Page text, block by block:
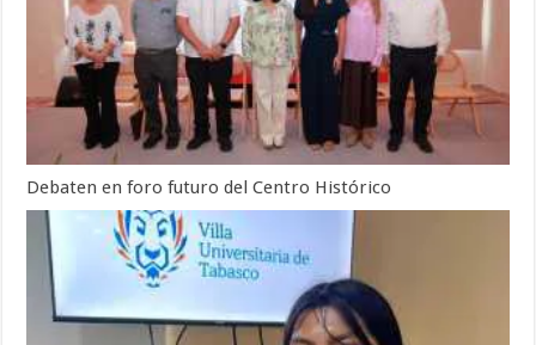
Debaten en foro futuro del Centro Histórico